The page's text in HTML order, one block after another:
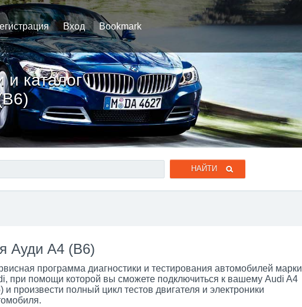
Вход Bookmark
и каталог
Ауди A4 (B6)
программа диагностики и тестирования автомобилей марки
при помощи которой вы сможете подключиться к вашему Audi A4
и произвести полный цикл тестов двигателя и электроники